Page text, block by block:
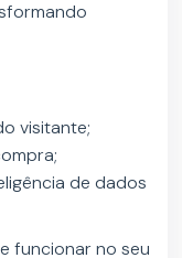
visitante;
de dados
funcionar no seu